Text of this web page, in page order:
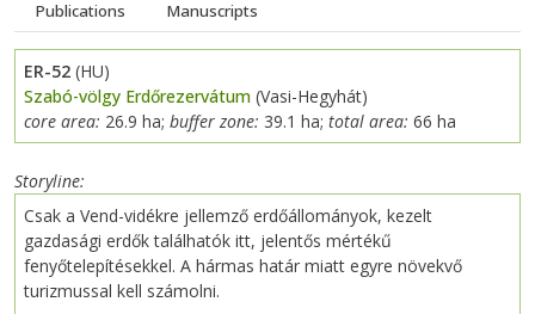
Publications
Manuscripts
ER-52 (HU)
Szabó-völgy Erdőrezervátum (Vasi-Hegyhát)
core area: 26.9 ha; buffer zone: 39.1 ha; total area: 66 ha
Storyline
Csak a Vend-vidékre jellemző erdőállományok, kezelt
gazdasági erdők találhatók itt, jelentős mértékű
fenyőtelepítésekkel. A hármas határ miatt egyre növekvő
turizmussal kell számolni.